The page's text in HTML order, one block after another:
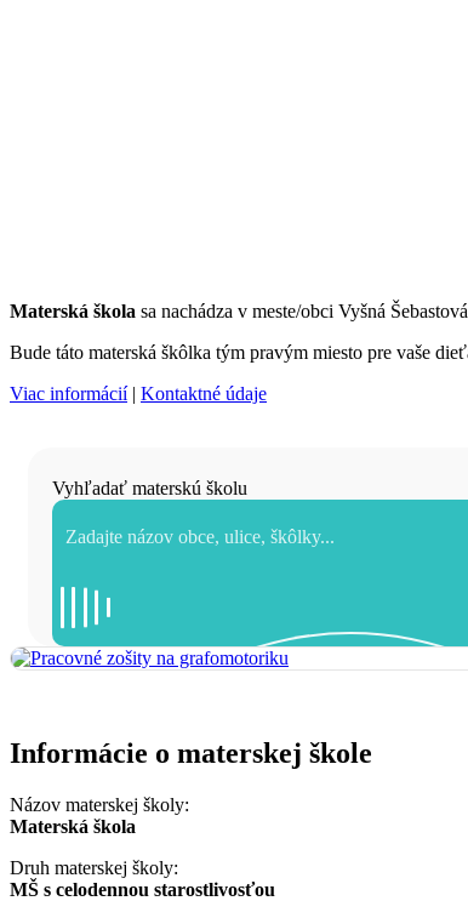
Materská škola sa nachádza v meste/obci Vyšná
Bude táto materská škôlka tým pravým miesto pre vaše
Viac informácií| Kontaktné údaje
Vyhľadať materskú školu
Informácie o materskej škole
Názov materskej školy:
Materská škola
Druh materskej školy:
MŠ s celodennou starostlivosťou